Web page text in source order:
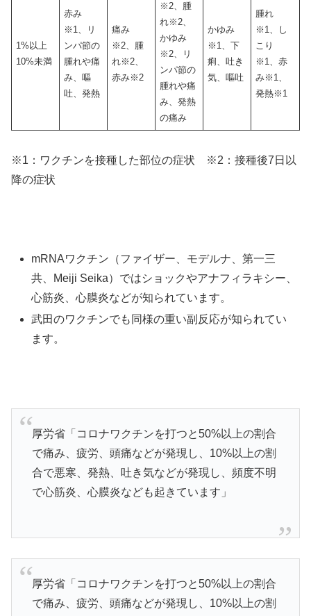
1%以上
10%未満
赤み
※1、リ
ンパ節の
腫れや痛
み、嘔
吐、発熱
痛み
※2、腫
れ※2、
赤み※2
※2、腫
れ※2、
かゆみ
※2、リ
ンパ節の
腫れや痛
み、発熱
の痛み
かゆみ
※1、下
痢、吐き
気、嘔吐
腫れ
※1、し
こり
※1、赤
み※1、
発熱※1
※1：ワクチンを接種した部位の症状 ※2：接種後7日以
降の症状
mRNAワクチン（ファイザー、モデルナ、第一三
共、Meiji Seika）ではショックやアナフィラキシー、
心筋炎、心膜炎などが知られています。
武田のワクチンでも同様の重い副反応が知られてい
ます。
厚労省「コロナワクチンを打つと50%以上の割合
で痛み、疲労、頭痛などが発現し、10%以上の割
合で悪寒、発熱、吐き気などが発現し、頻度不明
で心筋炎、心膜炎なども起きています」
厚労省「コロナワクチンを打つと50%以上の割合
で痛み、疲労、頭痛などが発現し、10%以上の割